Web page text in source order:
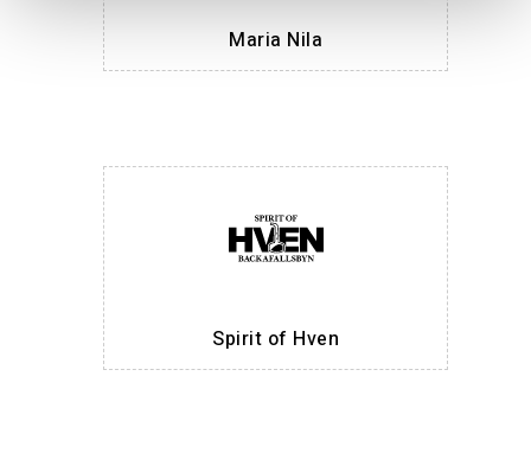
Maria Nila
Spirit of Hven